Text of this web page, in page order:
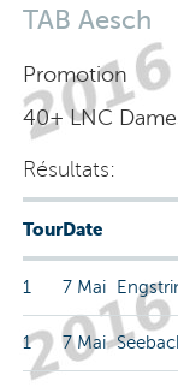
TAB Aesch
Promotion
40+ LNC
Résultats:
TourDate
1 7 Mai
1 7 Mai